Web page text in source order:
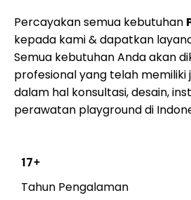
Percayakan semua kebutuhan
kepada kami & dapatkan
Semua kebutuhan Anda akan
profesional yang telah
dalam hal konsultasi, desain,
perawatan playground di
17+
Tahun Pengalaman